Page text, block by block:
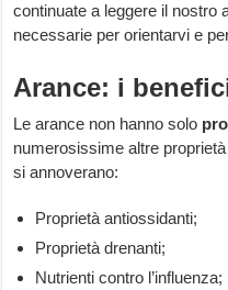
continuate a leggere il nostro
necessarie per orientarvi e
Arance: i
Le arance non hanno solo
numerosissime altre
si annoverano:
Proprietà antiossidanti;
Proprietà drenanti;
Nutrienti contro l’influenza;